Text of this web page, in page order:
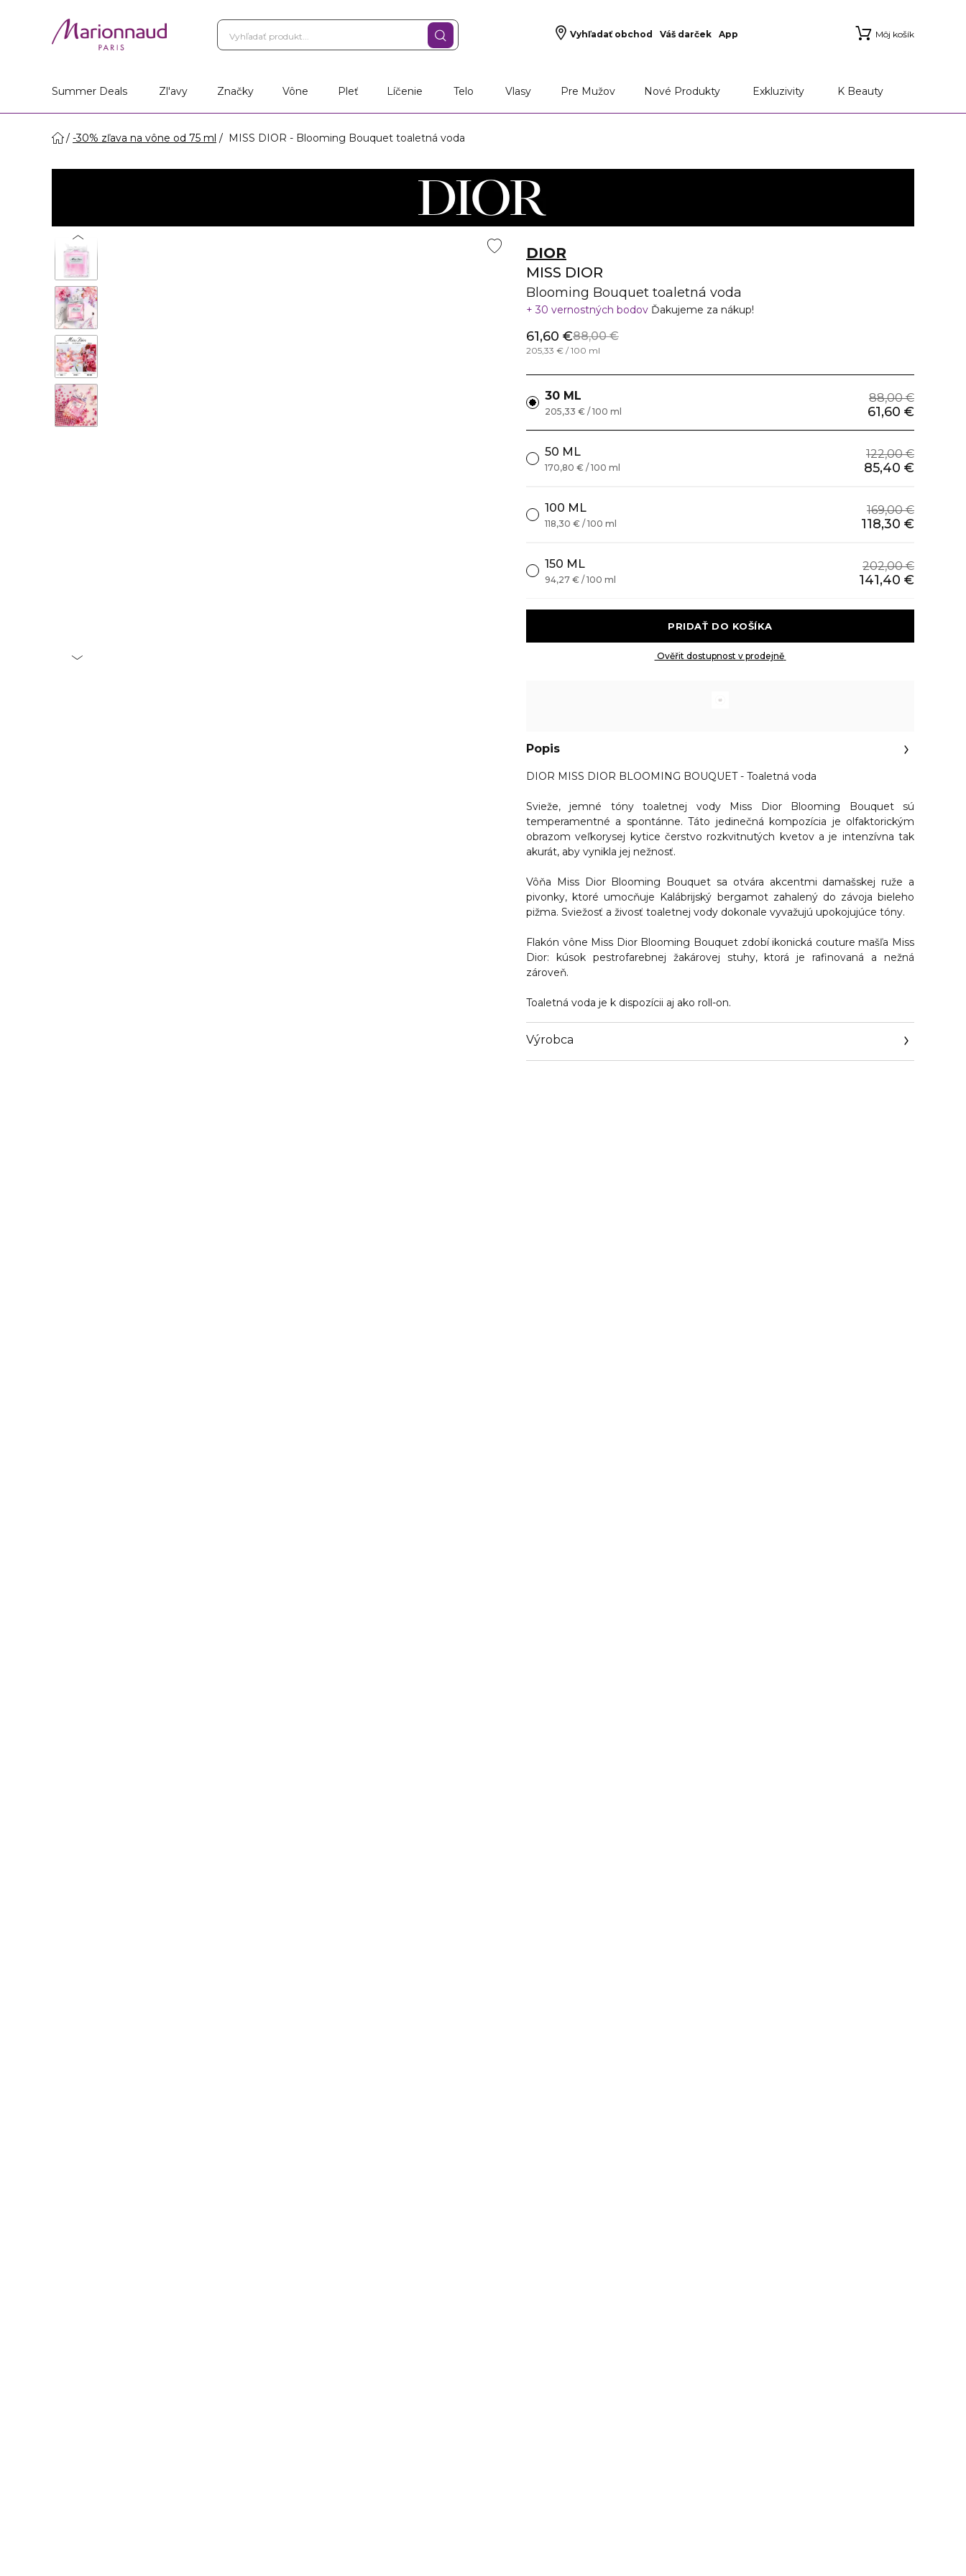
Vyhľadať obchod Váš darček App Môj košík
Summer Deals Zl'avy Značky Vône Pleť Líčenie Telo Vlasy Pre Mužov Nové Produkty Exkluzivity K Beauty
-30% zľava na vône od 75 ml MISS DIOR - Blooming Bouquet toaletná voda
DIOR
MISS DIOR
Blooming Bouquet toaletná voda
30 vernostných bodov Ďakujeme za nákup!
61,60 €88,00 €
205,33 € / 100 ml
30 ML 88,00 €
61,60 €
205,33 € / 100 ml
50 ML 122,00 €
85,40 €
170,80 € / 100 ml
100 ML 169,00 €
118,30 €
118,30 € / 100 ml
150 ML 202,00 €
141,40 €
94,27 € / 100 ml
Ověřit dostupnost v prodejně
Popis
DIOR MISS DIOR BLOOMING BOUQUET - Toaletná voda
Svieže, jemné tónytoaletnej vody Miss Dior Blooming Bouquet sú
temperamentné a spontánne. Táto jedinečná kompozícia je olfaktorickým
obrazom veľkorysej kytice čerstvo rozkvitnutých kvetov a je intenzívna tak
akurát, aby vynikla jej nežnosť.
Vôňa Miss Dior Blooming Bouquet sa otvára akcentmi damašskej ruže a
pivonky, ktoré umocňuje Kalábrijský bergamot zahalený do závoja bieleho
pižma. Sviežosť a živosť toaletnej vody dokonale vyvažujú upokojujúce tóny.
Flakón vône Miss Dior Blooming Bouquet zdobí ikonická couture mašľa Miss
Dior: kúsok pestrofarebnej žakárovej stuhy, ktorá je rafinovaná a nežná
zároveň.
Toaletná voda je k dispozícii aj ako roll-on.
Výrobca